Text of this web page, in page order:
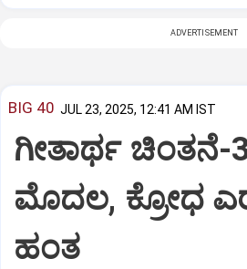
ADVERTISEMENT
BIG 40 JUL 23, 2025, 12:41 AM IST
ಗೀತಾರ್ಥ ಚಿಂತನೆ-
ಮೊದಲ, ಕ್ರೋಧ
ಹಂತ